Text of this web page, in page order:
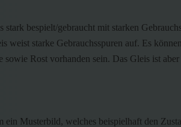
bespielt/gebraucht mit starken
weist starke Gebrauchsspuren auf. Es
Rost vorhanden sein. Das Gleis ist
ein Musterbild, welches beispielhaft den